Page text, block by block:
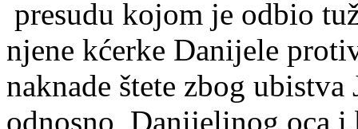
presudu kojom je odbio
njene kćerke Danijele
naknade štete zbog
odnosno Danijelinog oca i